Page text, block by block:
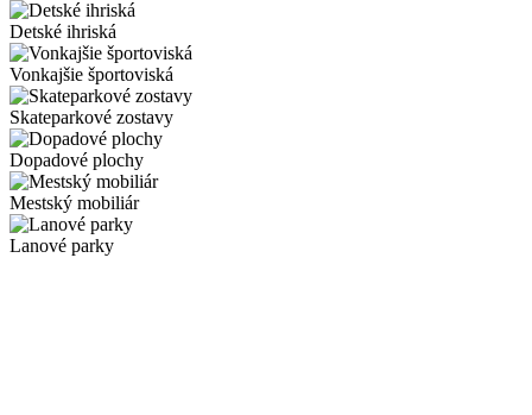
Detské ihriská
Vonkajšie športoviská
Skateparkové zostavy
Dopadové plochy
Mestský mobiliár
Lanové parky